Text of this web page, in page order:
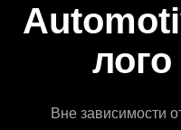
Вне зависимости